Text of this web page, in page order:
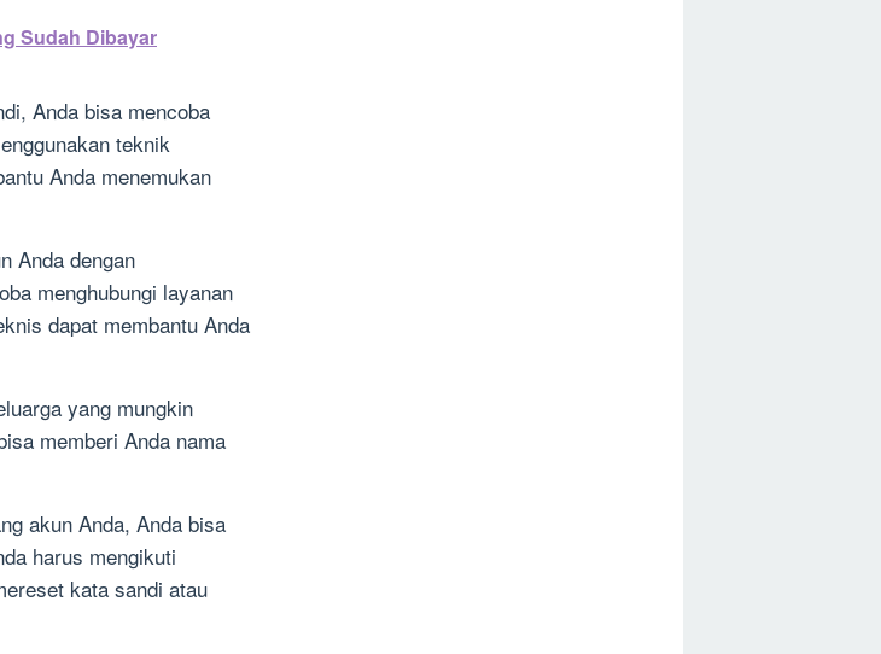
Sudah Dibayar
Anda bisa mencoba
teknik
Anda menemukan
Anda dengan
menghubungi layanan
dapat membantu Anda
yang mungkin
memberi Anda nama
akun Anda, Anda bisa
harus mengikuti
kata sandi atau